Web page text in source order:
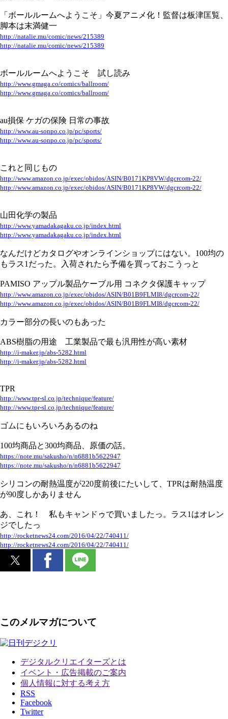
「ボールルームへようこそ」今夏アニメ化！監督は板津匡覧、
脚本は末満健一
http://natalie.mu/comic/news/215389
http://natalie.mu/comic/news/215389
ボールルームへようこそ 試し読み
http://www.gmaga.co/comics/ballroom/
http://www.gmaga.co/comics/ballroom/
au損保 ケガの保険 日常の事故
http://www.au-sonpo.co.jp/pc/sports/
http://www.au-sonpo.co.jp/pc/sports/
これと同じもの
http://www.amazon.co.jp/exec/obidos/ASIN/B0171KP8VW/dgcrcom-22/
http://www.amazon.co.jp/exec/obidos/ASIN/B0171KP8VW/dgcrcom-22/
山田化学の製品
http://www.yamadakagaku.co.jp/index.html
http://www.yamadakagaku.co.jp/index.html
なんだけどカタログやオンラインショップにはない。100均の
もラス1だった。入荷されたら予備を買っておこうっと
PAMISO アップル製品ケーブル用 コネクタ保護キャップ
http://www.amazon.co.jp/exec/obidos/ASIN/B01B9FLMI8/dgcrcom-22/
http://www.amazon.co.jp/exec/obidos/ASIN/B01B9FLMI8/dgcrcom-22/
カラー部分の長いのもあった
ABS樹脂の用途 工業製品で最も汎用性が高い素材
http://i-maker.jp/abs-5282.html
http://i-maker.jp/abs-5282.html
TPR
http://www.tpr-sl.co.jp/technique/feature/
http://www.tpr-sl.co.jp/technique/feature/
ゴムにもいろいろあるのね
100均商品と300均商品、原価の話。
https://note.mu/sakusho/n/n6881b5622947
https://note.mu/sakusho/n/n6881b5622947
シリコンの耐熱温度が220度前後にたいして、TPRは耐熱温度
が90度しかありません
あ、これ！ 私もキャンドゥで買いましたっ。ラス1はオレン
ジでしたっ
http://rocketnews24.com/2016/04/22/740411/
http://rocketnews24.com/2016/04/22/740411/
このメルマガについて
デジタルクリエイターズとは
イベント・広告掲載のご案内
個人情報に対する考え方
RSS
Facebook
Twitter